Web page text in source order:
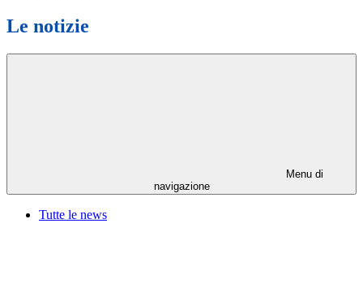
Le notizie
Menu di
navigazione
Tutte le news